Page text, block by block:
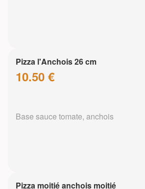
Pizza l'Anchois 26 cm
10.50 €
Base sauce tomate, anchois
Pizza moitié anchois moitié